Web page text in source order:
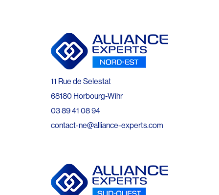
11 Rue de Selestat
68180 Horbourg-Wihr
03 89 41 08 94
contact-ne@alliance-experts.com